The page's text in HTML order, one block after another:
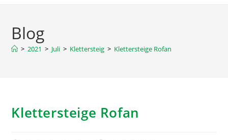
Blog
> 2021 > Juli > Klettersteig > Klettersteige Rofan
Klettersteige Rofan